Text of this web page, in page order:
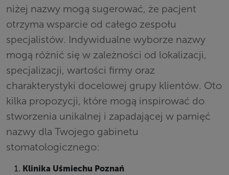
niżej nazwy mogą sugerować, że pacjent
otrzyma wsparcie od całego zespołu
specjalistów. Indywidualne wyborze nazwy
mogą różnić się w zależności od lokalizacji,
specjalizacji, wartości firmy oraz
charakterystyki docelowej grupy klientów. Oto
kilka propozycji, które mogą inspirować do
stworzenia unikalnej i zapadającej w pamięć
nazwy dla Twojego gabinetu
stomatologicznego:
Klinika Uśmiechu Poznań